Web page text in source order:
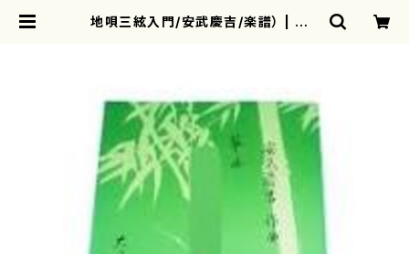
地唄三絃入門/安武慶吉/楽譜） | mo